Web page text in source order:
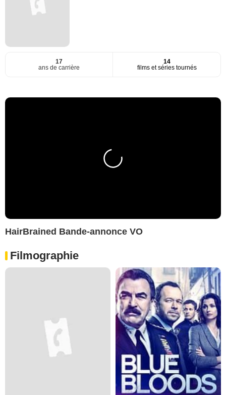
17
ans de carrière
14
films et séries tournés
HairBrained Bande-annonce VO
Filmographie